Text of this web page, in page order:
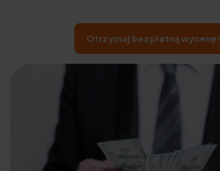
Otrzymaj bezpłatną wycenę!